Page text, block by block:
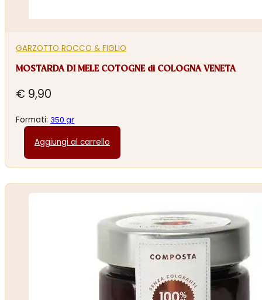
GARZOTTO ROCCO & FIGLIO
MOSTARDA DI MELE COTOGNE di COLOGNA VENETA
€ 9,90
Formati:350 gr
Aggiungi al carrello